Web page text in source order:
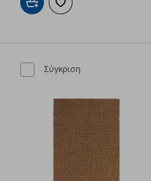
Προσθήκη στο καλάθι
Προσθήκη στα αγαπημένα
Σύγκριση